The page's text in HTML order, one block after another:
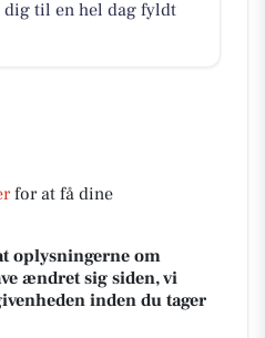
dig til en hel dag fyldt
for at få dine
oplysningerne om
ændret sig siden, vi
inden du tager